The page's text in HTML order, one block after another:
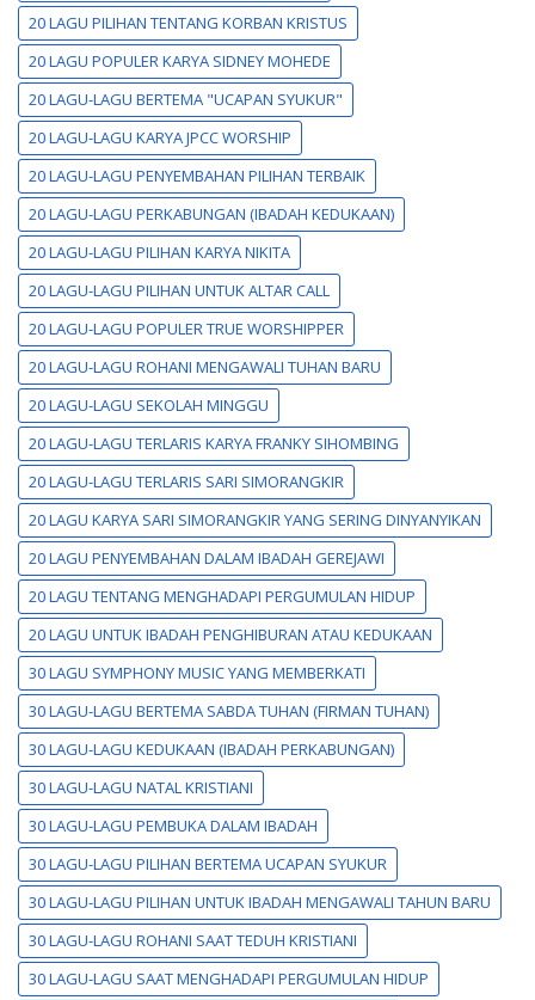
20 LAGU PILIHAN TENTANG KORBAN KRISTUS
20 LAGU POPULER KARYA SIDNEY MOHEDE
20 LAGU-LAGU BERTEMA "UCAPAN SYUKUR"
20 LAGU-LAGU KARYA JPCC WORSHIP
20 LAGU-LAGU PENYEMBAHAN PILIHAN TERBAIK
20 LAGU-LAGU PERKABUNGAN (IBADAH KEDUKAAN)
20 LAGU-LAGU PILIHAN KARYA NIKITA
20 LAGU-LAGU PILIHAN UNTUK ALTAR CALL
20 LAGU-LAGU POPULER TRUE WORSHIPPER
20 LAGU-LAGU ROHANI MENGAWALI TUHAN BARU
20 LAGU-LAGU SEKOLAH MINGGU
20 LAGU-LAGU TERLARIS KARYA FRANKY SIHOMBING
20 LAGU-LAGU TERLARIS SARI SIMORANGKIR
20 LAGU KARYA SARI SIMORANGKIR YANG SERING DINYANYIKAN
20 LAGU PENYEMBAHAN DALAM IBADAH GEREJAWI
20 LAGU TENTANG MENGHADAPI PERGUMULAN HIDUP
20 LAGU UNTUK IBADAH PENGHIBURAN ATAU KEDUKAAN
30 LAGU SYMPHONY MUSIC YANG MEMBERKATI
30 LAGU-LAGU BERTEMA SABDA TUHAN (FIRMAN TUHAN)
30 LAGU-LAGU KEDUKAAN (IBADAH PERKABUNGAN)
30 LAGU-LAGU NATAL KRISTIANI
30 LAGU-LAGU PEMBUKA DALAM IBADAH
30 LAGU-LAGU PILIHAN BERTEMA UCAPAN SYUKUR
30 LAGU-LAGU PILIHAN UNTUK IBADAH MENGAWALI TAHUN BARU
30 LAGU-LAGU ROHANI SAAT TEDUH KRISTIANI
30 LAGU-LAGU SAAT MENGHADAPI PERGUMULAN HIDUP